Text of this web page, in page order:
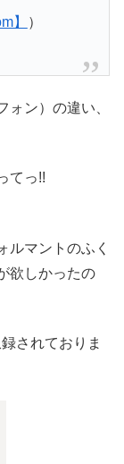
】 ）
ォン）の違い、
てっ!!
ルマントのふく
欲しかったの
されておりま